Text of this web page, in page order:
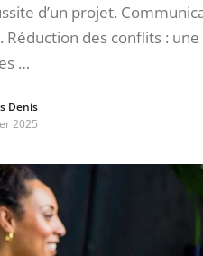
d’un projet.
des conflits :
…
Denis
2025